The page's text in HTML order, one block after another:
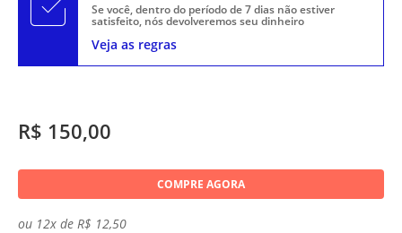
R$ 150,00
COMPRE AGORA
ou 12x de R$ 12,50
Se você, dentro do período de 7 dias não estiver
satisfeito, nós devolveremos seu dinheiro
Veja as regras